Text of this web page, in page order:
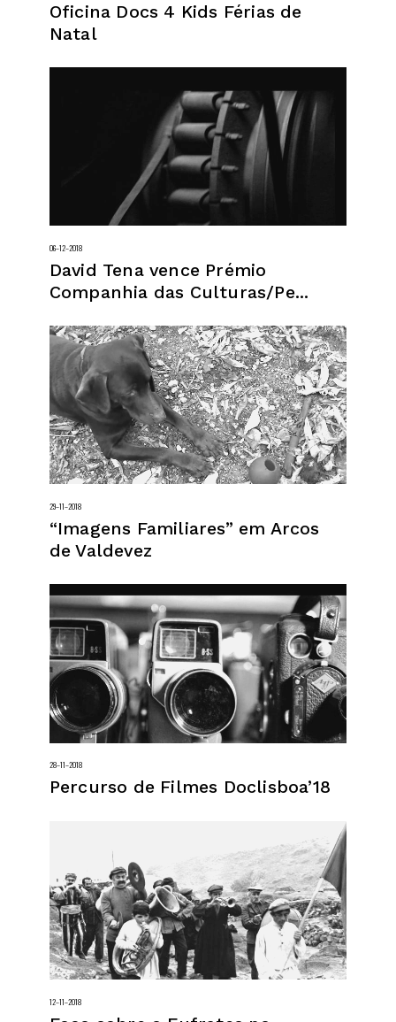
Oficina Docs 4 Kids Férias de
Natal
06–12–2018
David Tena vence Prémio
Companhia das Culturas/Pe...
29–11–2018
“Imagens Familiares” em Arcos
de Valdevez
28–11–2018
Percurso de Filmes Doclisboa’18
12–11–2018